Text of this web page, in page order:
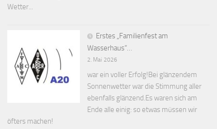
Wetter...
Erstes „Familienfest am
Wasserhaus“…
2. Mai 2026
war ein voller Erfolg!Bei glänzendem
Sonnenwetter war die Stimmung aller
ebenfalls glänzend.Es waren sich am
Ende alle einig: so etwas müssen wir
öfters machen!